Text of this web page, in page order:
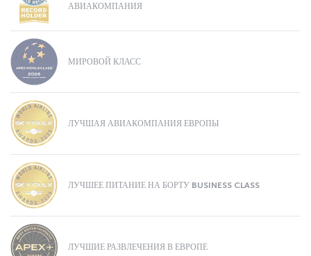
АВИАКОМПАНИЯ
МИРОВОЙ КЛАСС
ЛУЧШАЯ АВИАКОМПАНИЯ ЕВРОПЫ
ЛУЧШЕЕ ПИТАНИЕ НА БОРТУ BUSINESS CLASS
ЛУЧШИЕ РАЗВЛЕЧЕНИЯ В ЕВРОПЕ